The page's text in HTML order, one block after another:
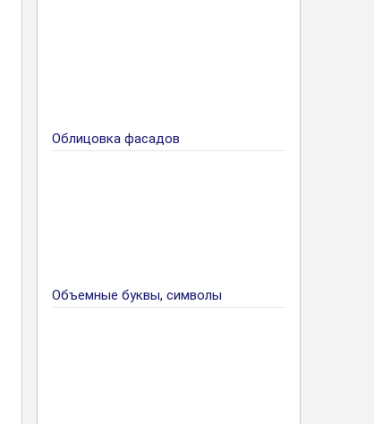
Облицовка фасадов
Объемные буквы, символы